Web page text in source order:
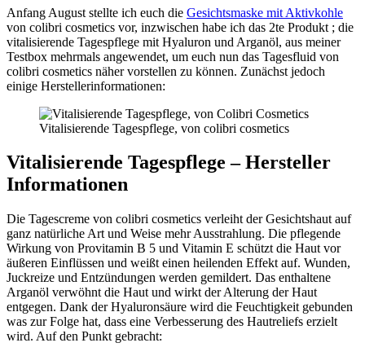
Anfang August stellte ich euch die Gesichtsmaske mit Aktivkohle
von colibri cosmetics vor, inzwischen habe ich das 2te Produkt ; die
vitalisierende Tagespflege mit Hyaluron und Arganöl, aus meiner
Testbox mehrmals angewendet, um euch nun das Tagesfluid von
colibri cosmetics näher vorstellen zu können. Zunächst jedoch
einige Herstellerinformationen:
Vitalisierende Tagespflege, von colibri cosmetics
Vitalisierende Tagespflege – Hersteller
Informationen
Die Tagescreme von colibri cosmetics verleiht der Gesichtshaut auf
ganz natürliche Art und Weise mehr Ausstrahlung. Die pflegende
Wirkung von Provitamin B 5 und Vitamin E schützt die Haut vor
äußeren Einflüssen und weißt einen heilenden Effekt auf. Wunden,
Juckreize und Entzündungen werden gemildert. Das enthaltene
Arganöl verwöhnt die Haut und wirkt der Alterung der Haut
entgegen. Dank der Hyaluronsäure wird die Feuchtigkeit gebunden
was zur Folge hat, dass eine Verbesserung des Hautreliefs erzielt
wird. Auf den Punkt gebracht: